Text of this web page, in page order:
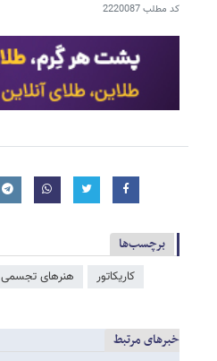
کد مطلب2220087
برچسب‌ها
کاریکاتور هنرهای تجسمی
خبرهای مرتبط